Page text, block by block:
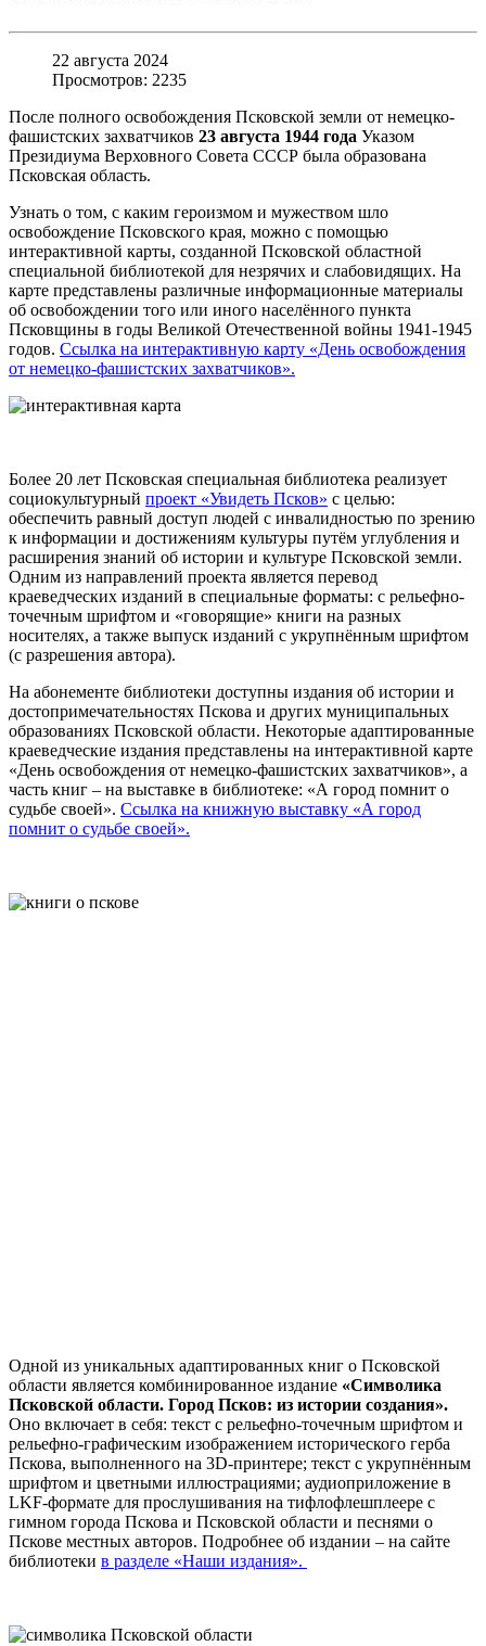
22 августа 2024
Просмотров: 2235
После полного освобождения Псковской земли от немецко-
фашистских захватчиков 23 августа 1944 года Указом
Президиума Верховного Совета СССР была образована
Псковская область.
Узнать о том, с каким героизмом и мужеством шло
освобождение Псковского края, можно с помощью
интерактивной карты, созданной Псковской областной
специальной библиотекой для незрячих и слабовидящих. На
карте представлены различные информационные материалы
об освобождении того или иного населённого пункта
Псковщины в годы Великой Отечественной войны 1941-1945
годов. Ссылка на интерактивную карту «День освобождения
от немецко-фашистских захватчиков».
Более 20 лет Псковская специальная библиотека реализует
социокультурный проект «Увидеть Псков» с целью:
обеспечить равный доступ людей с инвалидностью по зрению
к информации и достижениям культуры путём углубления и
расширения знаний об истории и культуре Псковской земли.
Одним из направлений проекта является перевод
краеведческих изданий в специальные форматы: с рельефно-
точечным шрифтом и «говорящие» книги на разных
носителях, а также выпуск изданий с укрупнённым шрифтом
(с разрешения автора).
На абонементе библиотеки доступны издания об истории и
достопримечательностях Пскова и других муниципальных
образованиях Псковской области. Некоторые адаптированные
краеведческие издания представлены на интерактивной карте
«День освобождения от немецко-фашистских захватчиков», а
часть книг – на выставке в библиотеке: «А город помнит о
судьбе своей». Ссылка на книжную выставку «А город
помнит о судьбе своей».
Одной из уникальных адаптированных книг о Псковской
области является комбинированное издание «Символика
Псковской области. Город Псков: из истории создания».
Оно включает в себя: текст с рельефно-точечным шрифтом и
рельефно-графическим изображением исторического герба
Пскова, выполненного на 3D-принтере; текст с укрупнённым
шрифтом и цветными иллюстрациями; аудиоприложение в
LKF-формате для прослушивания на тифлофлешплеере с
гимном города Пскова и Псковской области и песнями о
Пскове местных авторов. Подробнее об издании – на сайте
библиотеки в разделе «Наши издания».